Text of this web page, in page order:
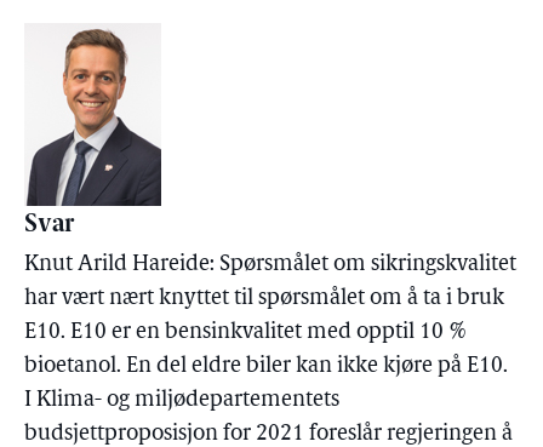
Svar
Knut Arild Hareide: Spørsmålet om sikringskvalitet
har vært nært knyttet til spørsmålet om å ta i bruk
E10. E10 er en bensinkvalitet med opptil 10 %
bioetanol. En del eldre biler kan ikke kjøre på E10.
I Klima- og miljødepartementets
budsjettproposisjon for 2021 foreslår regjeringen å